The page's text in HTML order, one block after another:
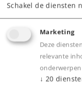
Dealer
Downloads
Onderdelen
Schakel de diensten
Marketing
Deze
relevante
↓ 20